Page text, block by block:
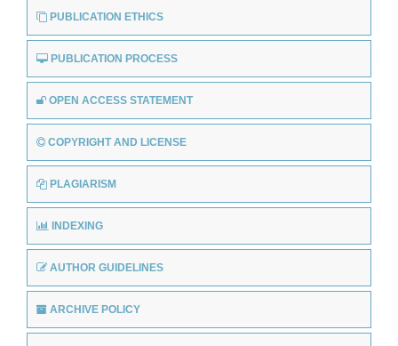
PUBLICATION ETHICS
PUBLICATION PROCESS
OPEN ACCESS STATEMENT
COPYRIGHT AND LICENSE
PLAGIARISM
INDEXING
AUTHOR GUIDELINES
ARCHIVE POLICY